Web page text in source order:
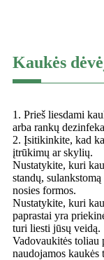
Kaukės
1. Prieš liesdami
arba rankų
2. Įsitikinkite, kad
įtrūkimų ar skylių.
Nustatykite, kuri
standų,
nosies formos.
Nustatykite, kuri
paprastai yra
turi liesti jūsų veidą.
Vadovaukitės toliau
naudojamos kaukės